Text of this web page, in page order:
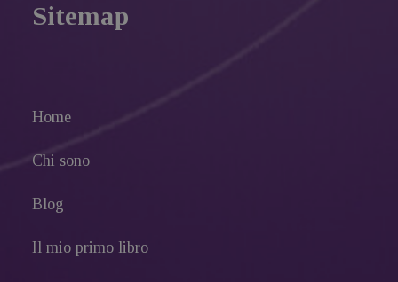
Sitemap
Home
Chi sono
Blog
Il mio primo libro